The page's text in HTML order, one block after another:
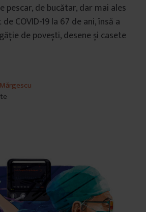
pescar, de bucătar, dar mai ales
COVID-19 la 67 de ani, însă a
de povești, desene și casete